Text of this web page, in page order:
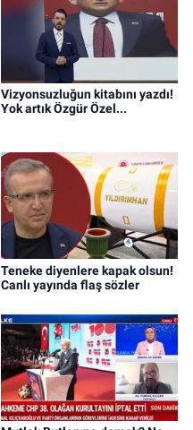
Vizyonsuzluğun kitabını yazdı!
Yok artık Özgür Özel...
Teneke diyenlere kapak olsun!
Canlı yayında flaş sözler